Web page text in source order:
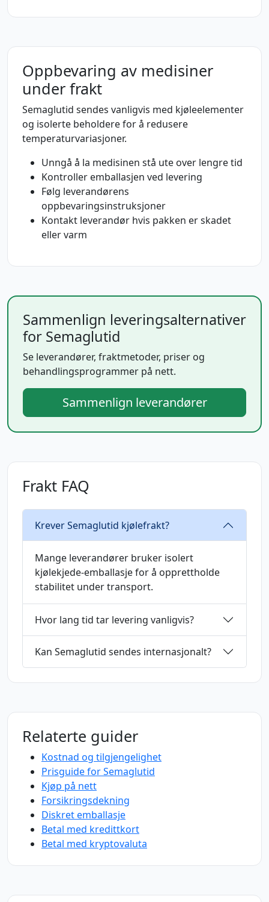
Oppbevaring av medisiner
under frakt
Semaglutid sendes vanligvis med kjøleelementer
og isolerte beholdere for å redusere
temperaturvariasjoner.
Unngå å la medisinen stå ute over lengre tid
Kontroller emballasjen ved levering
Følg leverandørens
oppbevaringsinstruksjoner
Kontakt leverandør hvis pakken er skadet
eller varm
Sammenlign leveringsalternativer
for Semaglutid
Se leverandører, fraktmetoder, priser og
behandlingsprogrammer på nett.
Sammenlign leverandører
Frakt FAQ
Krever Semaglutid kjølefrakt?
Mange leverandører bruker isolert
kjølekjede-emballasje for å opprettholde
stabilitet under transport.
Hvor lang tid tar levering vanligvis?
Kan Semaglutid sendes internasjonalt?
Relaterte guider
Kostnad og tilgjengelighet
Prisguide for Semaglutid
Kjøp på nett
Forsikringsdekning
Diskret emballasje
Betal med kredittkort
Betal med kryptovaluta